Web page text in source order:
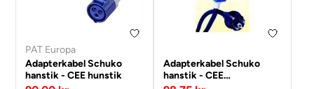
PAT Europa
Adapterkabel Schuko
hanstik - CEE hunstik
Adapterkabel Schuko
hanstik - CEE